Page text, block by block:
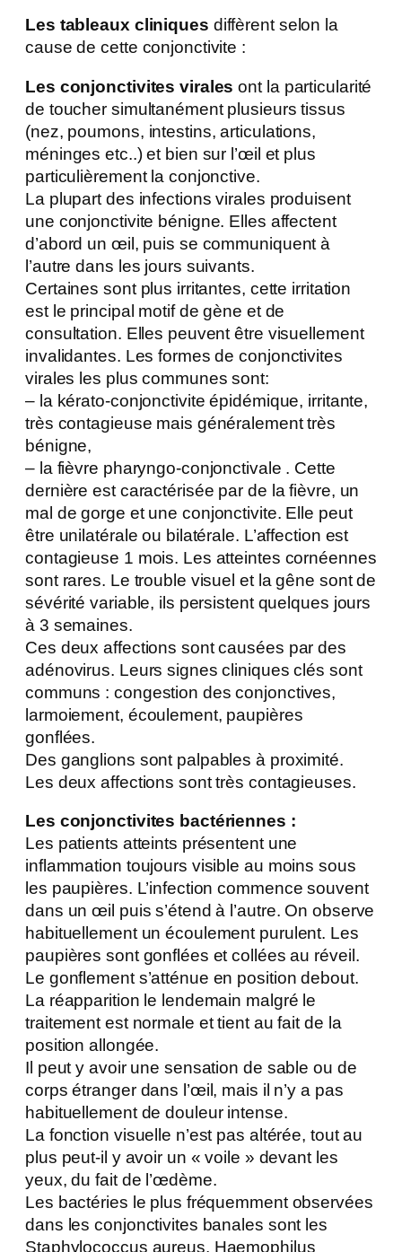
Les tableaux cliniques diffèrent selon la
cause de cette conjonctivite :
Les conjonctivites virales ont la particularité
de toucher simultanément plusieurs tissus
(nez, poumons, intestins, articulations,
méninges etc..) et bien sur l’œil et plus
particulièrement la conjonctive.
La plupart des infections virales produisent
une conjonctivite bénigne. Elles affectent
d’abord un œil, puis se communiquent à
l’autre dans les jours suivants.
Certaines sont plus irritantes, cette irritation
est le principal motif de gène et de
consultation. Elles peuvent être visuellement
invalidantes. Les formes de conjonctivites
virales les plus communes sont:
– la kérato-conjonctivite épidémique, irritante,
très contagieuse mais généralement très
bénigne,
– la fièvre pharyngo-conjonctivale . Cette
dernière est caractérisée par de la fièvre, un
mal de gorge et une conjonctivite. Elle peut
être unilatérale ou bilatérale. L’affection est
contagieuse 1 mois. Les atteintes cornéennes
sont rares. Le trouble visuel et la gêne sont de
sévérité variable, ils persistent quelques jours
à 3 semaines.
Ces deux affections sont causées par des
adénovirus. Leurs signes cliniques clés sont
communs : congestion des conjonctives,
larmoiement, écoulement, paupières
gonflées.
Des ganglions sont palpables à proximité.
Les deux affections sont très contagieuses.
Les conjonctivites bactériennes :
Les patients atteints présentent une
inflammation toujours visible au moins sous
les paupières. L’infection commence souvent
dans un œil puis s’étend à l’autre. On observe
habituellement un écoulement purulent. Les
paupières sont gonflées et collées au réveil.
Le gonflement s’atténue en position debout.
La réapparition le lendemain malgré le
traitement est normale et tient au fait de la
position allongée.
Il peut y avoir une sensation de sable ou de
corps étranger dans l’œil, mais il n’y a pas
habituellement de douleur intense.
La fonction visuelle n’est pas altérée, tout au
plus peut-il y avoir un « voile » devant les
yeux, du fait de l’œdème.
Les bactéries le plus fréquemment observées
dans les conjonctivites banales sont les
Staphylococcus aureus, Haemophilus